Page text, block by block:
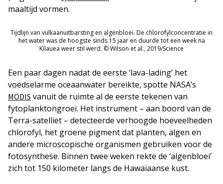
maaltijd vormen.
Tijdlijn van vulkaanuitbarsting en algenbloei. De chlorofylconcentratie in
het water was de hoogste sinds 15 jaar en duurde tot een week na
Kilauea weer stil werd. © Wilson et al., 2019/Science
Een paar dagen nadat de eerste ‘lava-lading’ het
voedselarme oceaanwater bereikte, spotte NASA’s
MODIS vanuit de ruimte al de eerste tekenen van
fytoplanktongroei. Het instrument – aan boord van de
Terra-satelliet – detecteerde verhoogde hoeveelheden
chlorofyl, het groene pigment dat planten, algen en
andere microscopische organismen gebruiken voor de
fotosynthese. Binnen twee weken rekte de ‘algenbloei’
zich tot 150 kilometer langs de Hawaïaanse kust.